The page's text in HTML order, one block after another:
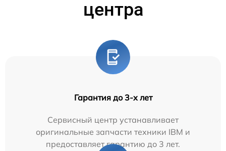
центра
Гарантия до 3-х лет
Сервисный центр устанавливает
оригинальные запчасти техники IBM и
предоставляет гарантию до 3 лет.